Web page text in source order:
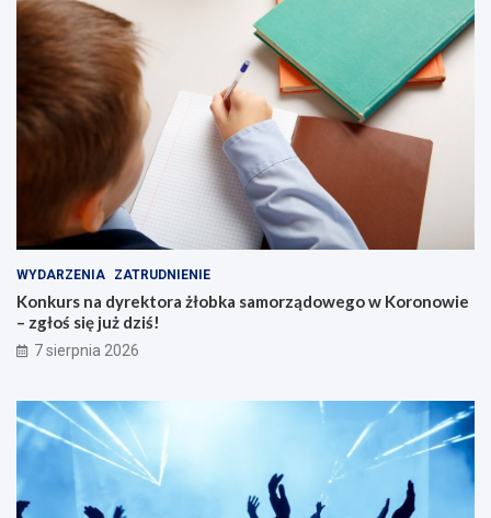
i
c
n
WYDARZENIA ZATRUDNIENIE
Konkurs na dyrektora żłobka samorządowego w Koronowie
– zgłoś się już dziś!
7 sierpnia 2026